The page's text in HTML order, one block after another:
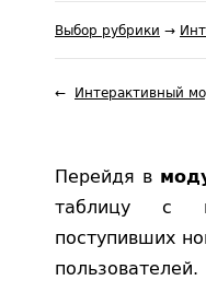
Выбор рубрики →
Интерактивный
Перейдя в
таблицу с
поступивших
пользователей.